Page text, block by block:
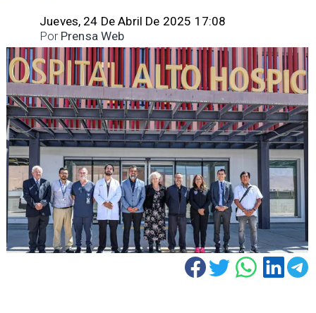
Jueves, 24 De Abril De 2025 17:08
Prensa Web
Por